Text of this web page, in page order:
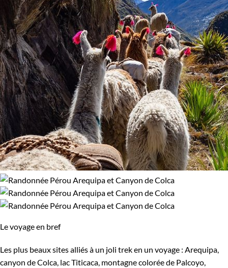
Le voyage en bref
Les plus beaux sites alliés à un joli trek en un voyage : Arequipa,
canyon de Colca, lac Titicaca, montagne colorée de Palcoyo,